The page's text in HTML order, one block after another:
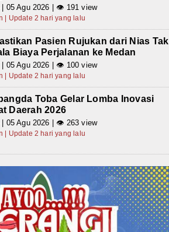
| 05 Agu 2026 | 👁 191 view
| Update 2 hari yang lalu
Pasien Rujukan dari Nias Tak
Biaya Perjalanan ke Medan
| 05 Agu 2026 | 👁 100 view
| Update 2 hari yang lalu
Toba Gelar Lomba Inovasi
Daerah 2026
| 05 Agu 2026 | 👁 263 view
| Update 2 hari yang lalu